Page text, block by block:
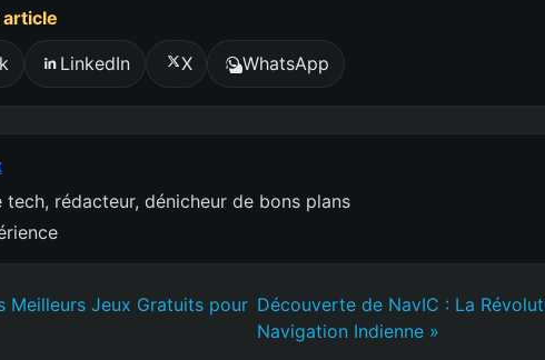
LinkedIn X WhatsApp
tech, rédacteur, dénicheur de bons plans
Meilleurs Jeux Gratuits pour Découverte de NavIC : La
Navigation Indienne »